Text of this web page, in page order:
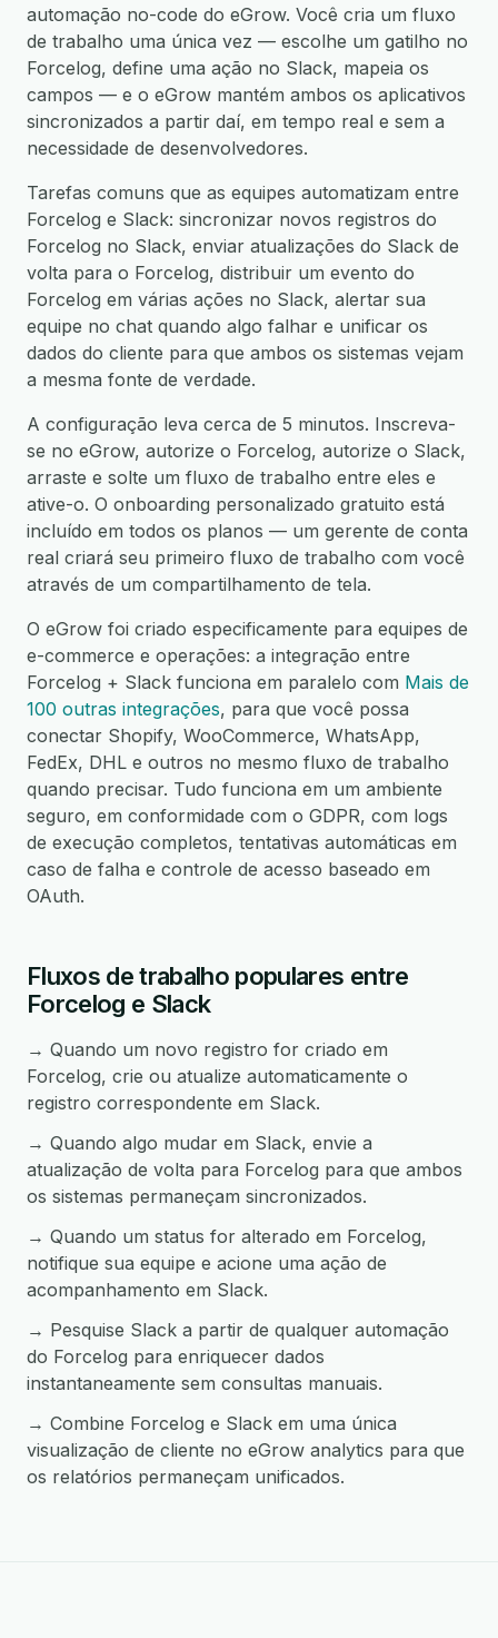
automação no-code do eGrow. Você cria um fluxo
de trabalho uma única vez — escolhe um gatilho no
Forcelog, define uma ação no Slack, mapeia os
campos — e o eGrow mantém ambos os aplicativos
sincronizados a partir daí, em tempo real e sem a
necessidade de desenvolvedores.
Tarefas comuns que as equipes automatizam entre
Forcelog e Slack: sincronizar novos registros do
Forcelog no Slack, enviar atualizações do Slack de
volta para o Forcelog, distribuir um evento do
Forcelog em várias ações no Slack, alertar sua
equipe no chat quando algo falhar e unificar os
dados do cliente para que ambos os sistemas vejam
a mesma fonte de verdade.
A configuração leva cerca de 5 minutos. Inscreva-
se no eGrow, autorize o Forcelog, autorize o Slack,
arraste e solte um fluxo de trabalho entre eles e
ative-o. O onboarding personalizado gratuito está
incluído em todos os planos — um gerente de conta
real criará seu primeiro fluxo de trabalho com você
através de um compartilhamento de tela.
O eGrow foi criado especificamente para equipes de
e-commerce e operações: a integração entre
Forcelog + Slack funciona em paralelo com Mais de
100 outras integrações, para que você possa
conectar Shopify, WooCommerce, WhatsApp,
FedEx, DHL e outros no mesmo fluxo de trabalho
quando precisar. Tudo funciona em um ambiente
seguro, em conformidade com o GDPR, com logs
de execução completos, tentativas automáticas em
caso de falha e controle de acesso baseado em
OAuth.
Fluxos de trabalho populares entre
Forcelog e Slack
→ Quando um novo registro for criado em
Forcelog, crie ou atualize automaticamente o
registro correspondente em Slack.
→ Quando algo mudar em Slack, envie a
atualização de volta para Forcelog para que ambos
os sistemas permaneçam sincronizados.
→ Quando um status for alterado em Forcelog,
notifique sua equipe e acione uma ação de
acompanhamento em Slack.
→ Pesquise Slack a partir de qualquer automação
do Forcelog para enriquecer dados
instantaneamente sem consultas manuais.
→ Combine Forcelog e Slack em uma única
visualização de cliente no eGrow analytics para que
os relatórios permaneçam unificados.